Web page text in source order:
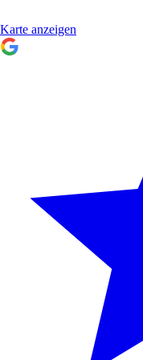
Karte anzeigen